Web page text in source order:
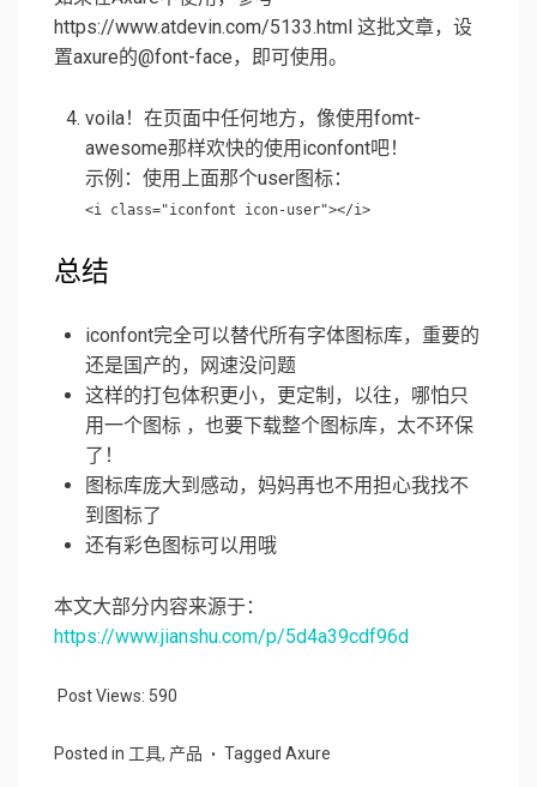
https://www.atdevin.com/5133.html 这批文章，设
置axure的@font-face，即可使用。
voila！在页面中任何地方，像使用fomt-
awesome那样欢快的使用iconfont吧！
示例：使用上面那个user图标：
<i class="iconfont icon-user"></i>
总结
iconfont完全可以替代所有字体图标库，重要的
还是国产的，网速没问题
这样的打包体积更小，更定制，以往，哪怕只
用一个图标 ，也要下载整个图标库，太不环保
了！
图标库庞大到感动，妈妈再也不用担心我找不
到图标了
还有彩色图标可以用哦
本文大部分内容来源于：
https://www.jianshu.com/p/5d4a39cdf96d
Post Views: 590
Posted in 工具, 产品 Tagged Axure